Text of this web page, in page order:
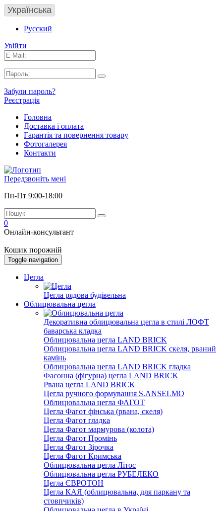
Українська
Русский
Увійти
Забули пароль?
Реєстрація
Головна
Доставка і оплата
Гарантія та повернення товару
Фотогалерея
Контакти
Передзвоніть мені
Пн-Пт 9:00-18:00
0
Онлайн-консультант
Кошик порожній
Toggle navigation
Цегла
Цегла рядова будівельна
Облицювальна цегла
Декоративна облицювальна цегла в стилі ЛОФТ
баварська кладка
Облицювальна цегла LAND BRICK
Облицювальна цегла LAND BRICK скеля, рваний
камінь
Облицювальна цегла LAND BRICK гладка
Фасонна (фігурна) цегла LAND BRICK
Рвана цегла LAND BRICK
Цегла ручного формування S.ANSELMO
Облицювальна цегла ФАГОТ
Цегла Фагот фінська (рвана, скеля)
Цегла Фагот гладка
Цегла Фагот мармурова (колота)
Цегла Фагот Промінь
Цегла Фагот Зірочка
Цегла Фагот Кримська
Облицювальна цегла Літос
Облицювальна цегла РУБЕЛЕКО
Цегла ЄВРОТОН
Цегла КАЯ (облицювальна, для паркану та
стовпчиків)